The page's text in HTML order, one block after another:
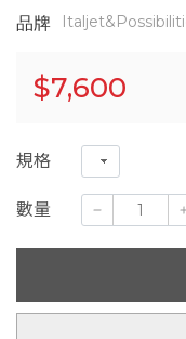
品牌
$7,600
規格
數量